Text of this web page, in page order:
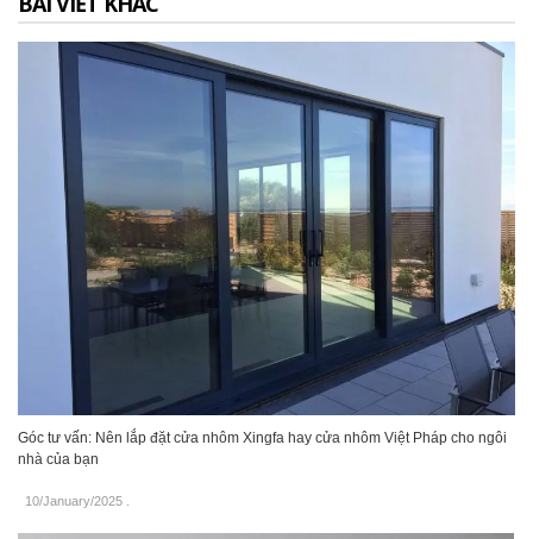
Góc tư vấn: Nên lắp đặt cửa nhôm Xingfa hay cửa nhôm Việt Pháp cho ngôi
nhà của bạn
10/January/2025